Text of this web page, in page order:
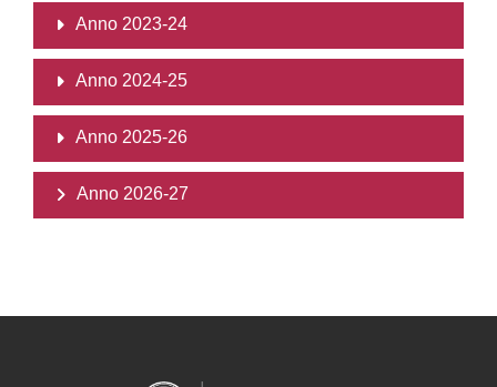
Anno 2023-24
Anno 2024-25
Anno 2025-26
Anno 2026-27